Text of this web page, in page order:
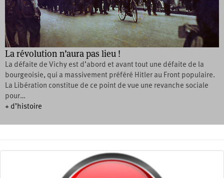
La révolution n’aura pas lieu !
La défaite de Vichy est d’abord et avant tout une défaite de la
bourgeoisie, qui a massivement préféré Hitler au Front populaire.
La Libération constitue de ce point de vue une revanche sociale
pour…
+ d’histoire